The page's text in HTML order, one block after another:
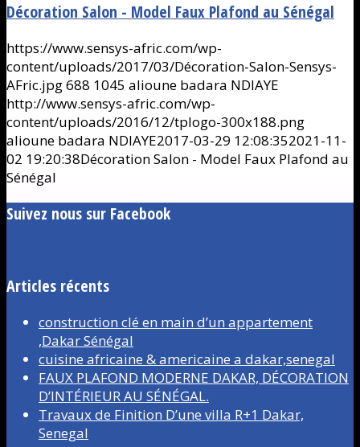
Décoration Salon - Model Faux Plafond au Sénégal
https://www.sensys-afric.com/wp-
content/uploads/2017/03/Décoration-Salon-Sensys-
AFric.jpg688 1045 alioune badara NDIAYE
http://www.sensys-afric.com/wp-
content/uploads/2016/12/tplogo-300x188.png
alioune badara NDIAYE2017-03-29 12:08:352021-11-
02 19:20:38Décoration Salon - Model Faux Plafond au
Sénégal
Suivez nous sur Facebook
Articles récents
construction clé en main d’un appartement
,Dakar Sénégal
cuisine africaine & americaine a dakar,senegal
FAUX PLAFOND MODERNE DAKAR, DÉCORATION
D’INTÉRIEUR AU SÉNÉGAL.
Travaux de Finition D’une villa R+1 Dakar,
Senegal